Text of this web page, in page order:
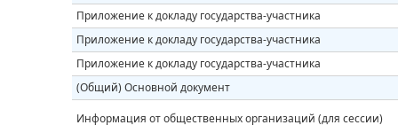
Приложение к докладу государства-участника
Приложение к докладу государства-участника
Приложение к докладу государства-участника
(Общий) Основной документ
Информация от общественных организаций (для сессии)